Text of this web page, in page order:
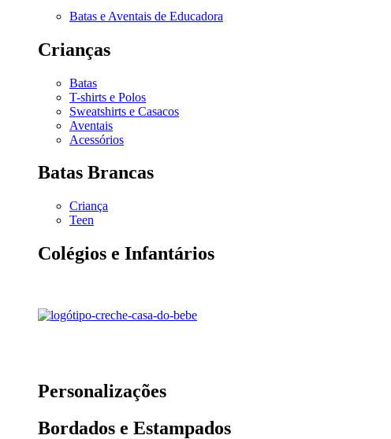
Batas e Aventais de Educadora
Crianças
Batas
T-shirts e Polos
Sweatshirts e Casacos
Aventais
Acessórios
Batas Brancas
Criança
Teen
Colégios e Infantários
Personalizações
Bordados e Estampados